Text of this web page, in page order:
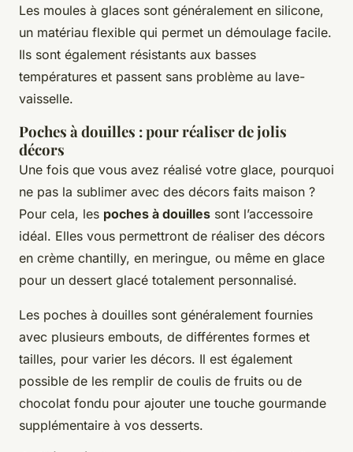
Les moules à glaces sont généralement en silicone,
un matériau flexible qui permet un démoulage facile.
Ils sont également résistants aux basses
températures et passent sans problème au lave-
vaisselle.
Poches à douilles : pour réaliser de jolis
décors
Une fois que vous avez réalisé votre glace, pourquoi
ne pas la sublimer avec des décors faits maison ?
Pour cela, les poches à douilles sont l’accessoire
idéal. Elles vous permettront de réaliser des décors
en crème chantilly, en meringue, ou même en glace
pour un dessert glacé totalement personnalisé.
Les poches à douilles sont généralement fournies
avec plusieurs embouts, de différentes formes et
tailles, pour varier les décors. Il est également
possible de les remplir de coulis de fruits ou de
chocolat fondu pour ajouter une touche gourmande
supplémentaire à vos desserts.